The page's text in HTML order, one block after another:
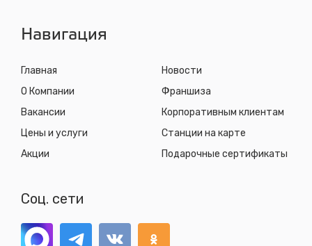
Навигация
Главная
О Компании
Вакансии
Цены и услуги
Акции
Новости
Франшиза
Корпоративным клиентам
Станции на карте
Подарочные сертификаты
Соц. сети